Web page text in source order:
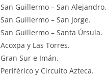
San Guillermo – San Alejandro.
San Guillermo – San Jorge.
San Guillermo – Santa Úrsula.
Acoxpa y Las Torres.
Gran Sur e Imán.
Periférico y Circuito Azteca.